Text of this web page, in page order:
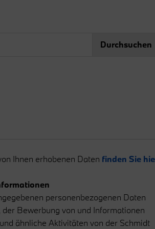
Durchsuchen
Ihnen erhobenen Daten finden Sie
personenbezogenen Daten
Bewerbung von und Informationen
ähnliche Aktivitäten von der Schmidt